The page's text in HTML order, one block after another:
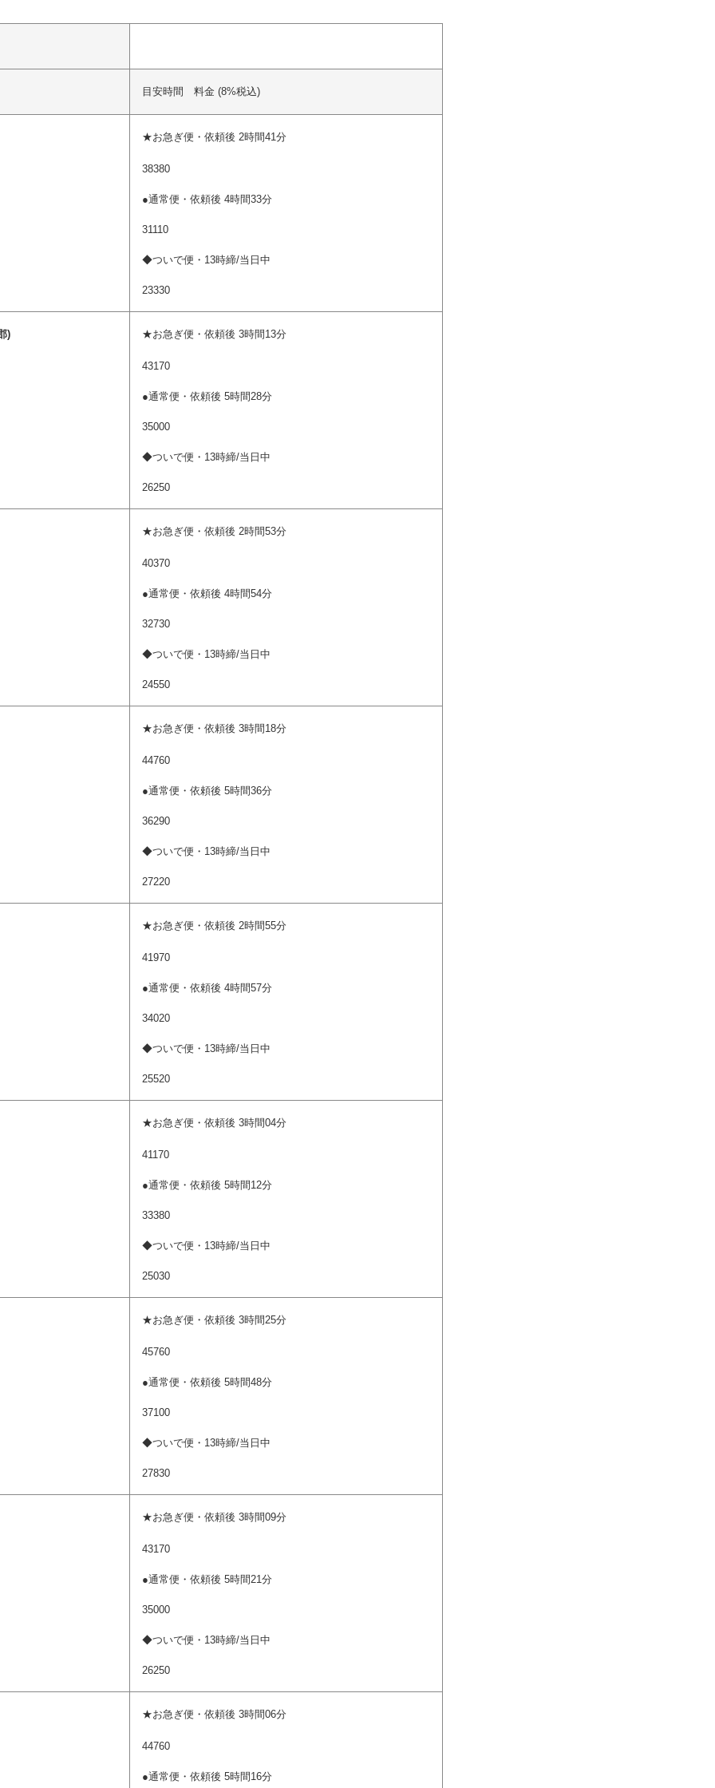
目安時間 料金 (8%税込)
★お急ぎ便・依頼後 2時間41分
38380
●通常便・依頼後 4時間33分
31110
◆ついで便・13時締/当日中
23330
) ★お急ぎ便・依頼後 3時間13分
43170
●通常便・依頼後 5時間28分
35000
◆ついで便・13時締/当日中
26250
★お急ぎ便・依頼後 2時間53分
40370
●通常便・依頼後 4時間54分
32730
◆ついで便・13時締/当日中
24550
★お急ぎ便・依頼後 3時間18分
44760
●通常便・依頼後 5時間36分
36290
◆ついで便・13時締/当日中
27220
★お急ぎ便・依頼後 2時間55分
41970
●通常便・依頼後 4時間57分
34020
◆ついで便・13時締/当日中
25520
★お急ぎ便・依頼後 3時間04分
41170
●通常便・依頼後 5時間12分
33380
◆ついで便・13時締/当日中
25030
★お急ぎ便・依頼後 3時間25分
45760
●通常便・依頼後 5時間48分
37100
◆ついで便・13時締/当日中
27830
★お急ぎ便・依頼後 3時間09分
43170
●通常便・依頼後 5時間21分
35000
◆ついで便・13時締/当日中
26250
★お急ぎ便・依頼後 3時間06分
44760
●通常便・依頼後 5時間16分